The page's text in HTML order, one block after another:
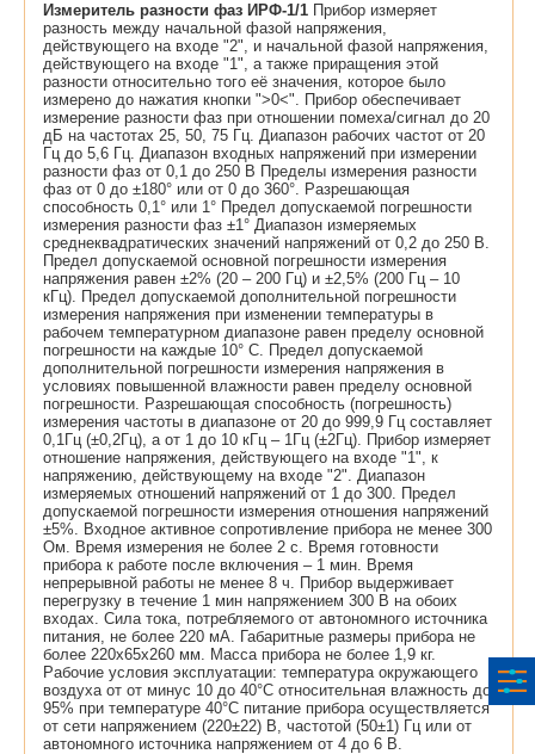
Измеритель разности фаз ИРФ-1/1 Прибор измеряет
разность между начальной фазой напряжения,
действующего на входе "2", и начальной фазой напряжения,
действующего на входе "1", а также приращения этой
разности относительно того её значения, которое было
измерено до нажатия кнопки ">0<". Прибор обеспечивает
измерение разности фаз при отношении помеха/сигнал до 20
дБ на частотах 25, 50, 75 Гц. Диапазон рабочих частот от 20
Гц до 5,6 Гц. Диапазон входных напряжений при измерении
разности фаз от 0,1 до 250 В Пределы измерения разности
фаз от 0 до ±180° или от 0 до 360°. Разрешающая
способность 0,1° или 1° Предел допускаемой погрешности
измерения разности фаз ±1° Диапазон измеряемых
среднеквадратических значений напряжений от 0,2 до 250 В.
Предел допускаемой основной погрешности измерения
напряжения равен ±2% (20 – 200 Гц) и ±2,5% (200 Гц – 10
кГц). Предел допускаемой дополнительной погрешности
измерения напряжения при изменении температуры в
рабочем температурном диапазоне равен пределу основной
погрешности на каждые 10° С. Предел допускаемой
дополнительной погрешности измерения напряжения в
условиях повышенной влажности равен пределу основной
погрешности. Разрешающая способность (погрешность)
измерения частоты в диапазоне от 20 до 999,9 Гц составляет
0,1Гц (±0,2Гц), а от 1 до 10 кГц – 1Гц (±2Гц). Прибор измеряет
отношение напряжения, действующего на входе "1", к
напряжению, действующему на входе "2". Диапазон
измеряемых отношений напряжений от 1 до 300. Предел
допускаемой погрешности измерения отношения напряжений
±5%. Входное активное сопротивление прибора не менее 300
Ом. Время измерения не более 2 с. Время готовности
прибора к работе после включения – 1 мин. Время
непрерывной работы не менее 8 ч. Прибор выдерживает
перегрузку в течение 1 мин напряжением 300 В на обоих
входах. Сила тока, потребляемого от автономного источника
питания, не более 220 мА. Габаритные размеры прибора не
более 220х65х260 мм. Масса прибора не более 1,9 кг.
Рабочие условия эксплуатации: температура окружающего
воздуха от от минус 10 до 40°С относительная влажность до
95% при температуре 40°С питание прибора осуществляется
от сети напряжением (220±22) В, частотой (50±1) Гц или от
автономного источника напряжением от 4 до 6 В.